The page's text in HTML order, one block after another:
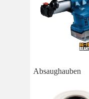
Absaughauben